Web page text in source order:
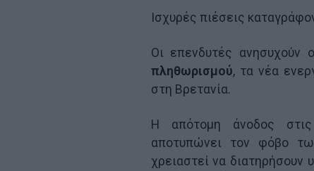
Ισχυρές πιέσεις
Οι επενδυτές ανησυχούν
πληθωρισμού, τα νέα
στη Βρετανία.
Η απότομη άνοδος στις
αποτυπώνει τον φόβο
χρειαστεί να